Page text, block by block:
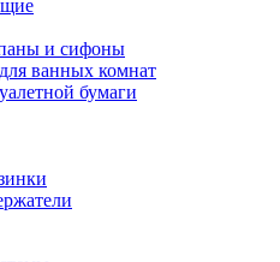
и сифоны
ванных комнат
бумаги